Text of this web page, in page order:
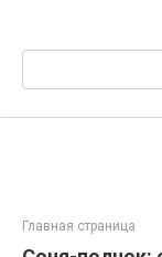
Главная страница